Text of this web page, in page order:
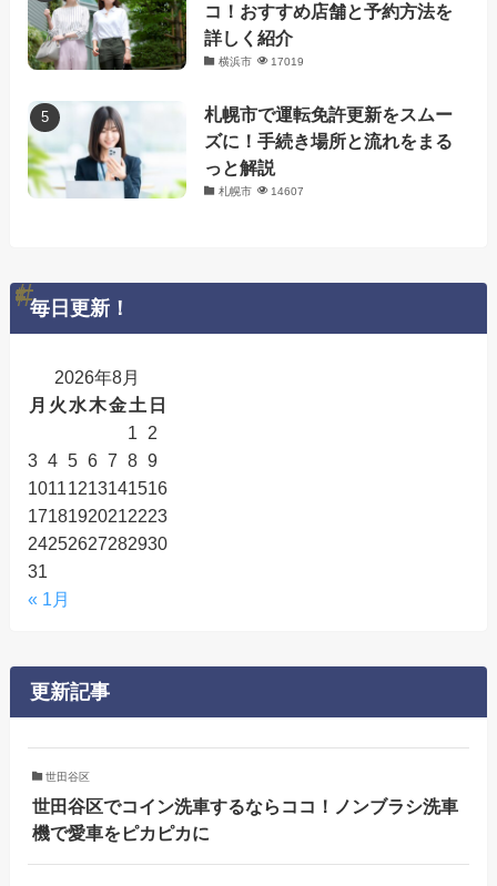
コ！おすすめ店舗と予約方法を
詳しく紹介
横浜市 17019
札幌市で運転免許更新をスムー
ズに！手続き場所と流れをまる
っと解説
札幌市 14607
毎日更新！
2026年8月
月 火 水木金土 日
1
2
3 4 5 6 7 8 9
10111213141516
17181920212223
24252627282930
31
« 1月
更新記事
世田谷区
世田谷区でコイン洗車するならココ！ノンブラシ洗車
機で愛車をピカピカに